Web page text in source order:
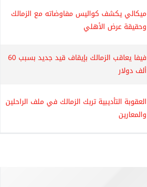
ميكالي يكشف كواليس مفاوضاته مع الزمالك
وحقيقة عرض الأهلي
فيفا يعاقب الزمالك بإيقاف قيد جديد بسبب 60
ألف دولار
العقوبة التأديبية تربك الزمالك في ملف الراحلين
والمعارين